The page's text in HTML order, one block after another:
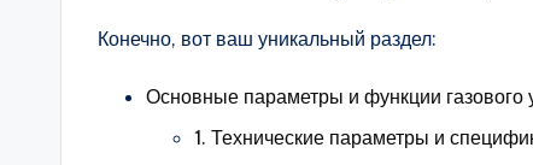
Конечно, вот ваш уникальный раздел:
Основные параметры и функции газового
1. Технические параметры и